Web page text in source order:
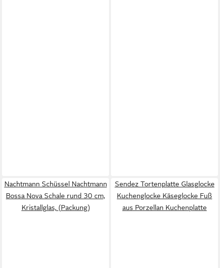
Nachtmann Schüssel Nachtmann
Bossa Nova Schale rund 30 cm,
Kristallglas, (Packung)
Sendez Tortenplatte Glasglocke
Kuchenglocke Käseglocke Fuß
aus Porzellan Kuchenplatte